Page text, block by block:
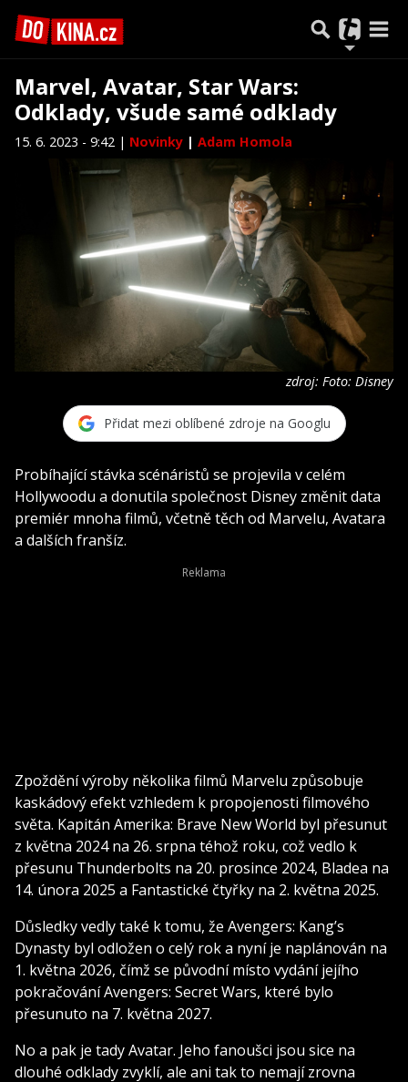
Marvel, Avatar, Star Wars:
Odklady, všude samé odklady
15. 6. 2023 - 9:42 | Novinky | Adam Homola
zdroj: Foto: Disney
Přidat mezi oblíbené zdroje na Googlu
Probíhající stávka scénáristů se projevila v celém
Hollywoodu a donutila společnost Disney změnit data
premiér mnoha filmů, včetně těch od Marvelu, Avatara
a dalších franšíz.
Zpoždění výroby několika filmů Marvelu způsobuje
kaskádový efekt vzhledem k propojenosti filmového
světa. Kapitán Amerika: Brave New World byl přesunut
z května 2024 na 26. srpna téhož roku, což vedlo k
přesunu Thunderbolts na 20. prosince 2024, Bladea na
14. února 2025 a Fantastické čtyřky na 2. května 2025.
Důsledky vedly také k tomu, že Avengers: Kang’s
Dynasty byl odložen o celý rok a nyní je naplánován na
1. května 2026, čímž se původní místo vydání jejího
pokračování Avengers: Secret Wars, které bylo
přesunuto na 7. května 2027.
No a pak je tady Avatar. Jeho fanoušci jsou sice na
dlouhé odklady zvyklí, ale ani tak to nemají zrovna